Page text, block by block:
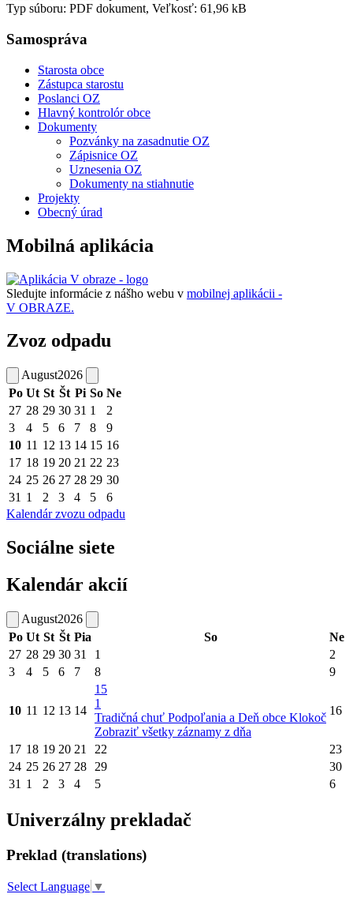
Typ súboru: PDF dokument, Veľkosť: 61,96 kB
Samospráva
Starosta obce
Zástupca starostu
Poslanci OZ
Hlavný kontrolór obce
Dokumenty
Pozvánky na zasadnutie OZ
Zápisnice OZ
Uznesenia OZ
Dokumenty na stiahnutie
Projekty
Obecný úrad
Mobilná aplikácia
Sledujte informácie z nášho webu v mobilnej aplikácii -
V OBRAZE.
Zvoz odpadu
August2026
Po Ut St Št Pi So Ne
27 28 29 30 31 1
2
3
4 5 6 7 8
9
10 11 12 13 14 15 16
17 18 19 20 21 22 23
24 25 26 27 28 29 30
31 1 2 3 4 5
6
Kalendár zvozu odpadu
Sociálne siete
Kalendár akcií
August2026
Po Ut St Št Pia So
Ne
27 28 29 30 31 1
2
3
4 5 6 7 8 9
10 11 12 13 14
15
1
Tradičná chuť Podpoľania a Deň obce Klokoč
Zobraziť všetky záznamy z dňa
16
17 18 19 20 21 22
23
24 25 26 27 28 29
30
31 1 2 3 4 5 6
Univerzálny prekladač
Preklad (translations)
Select Language ▼